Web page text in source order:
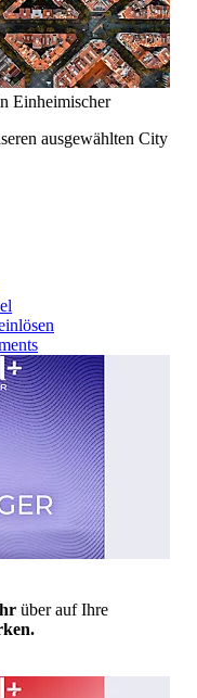
Einheimischer
ausgewählten City
über auf Ihre